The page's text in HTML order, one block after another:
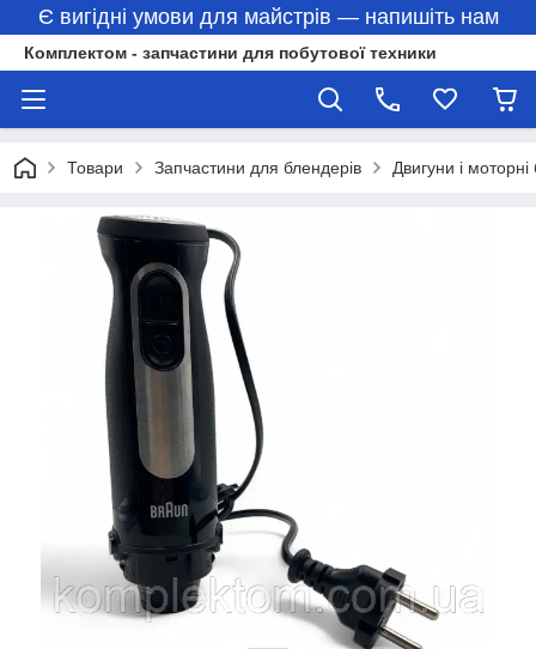
Є вигідні умови для майстрів — напишіть нам
Комплектом - запчастини для побутової техники
Товари Запчастини для блендерів Двигуни і моторні